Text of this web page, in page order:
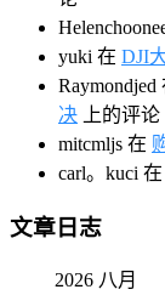
yuki 在 DJI
Raymondjed
决 上的评论
mitcmljs 在
carl。kuci 在
文章日志
2026 八月